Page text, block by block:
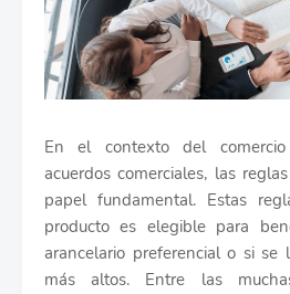
En el contexto del
acuerdos comerciales, las
papel fundamental. Estas
producto es elegible para
arancelario preferencial o si se
más altos. Entre las